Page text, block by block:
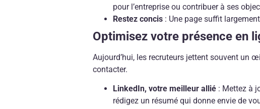
pour l’entreprise ou contribuer à ses
Restez concis : Une page suffit
Optimisez votre présence en
Aujourd’hui, les recruteurs jettent souvent un
contacter.
LinkedIn, votre meilleur allié : Mettez à
rédigez un résumé qui donne envie de